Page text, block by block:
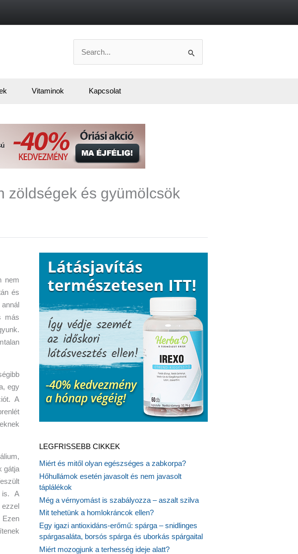
for:
Vitaminok Kapcsolat
zöldségek és gyümölcsök
nem
és
más
egy
A
gátja
is. A
ezzel
Ezen
LEGFRISSEBB CIKKEK
Miért és mitől olyan egészséges a zabkorpa?
Hőhullámok esetén javasolt és nem javasolt
táplálékok
Még a vérnyomást is szabályozza – aszalt szilva
Mit tehetünk a homlokráncok ellen?
Egy igazi antioxidáns-erőmű: spárga – snidlinges
spárgasaláta, borsós spárga és uborkás spárgaital
Miért mozogjunk a terhesség ideje alatt?